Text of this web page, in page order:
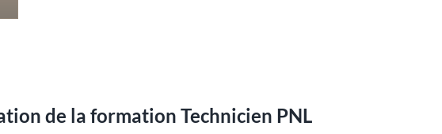
de la formation Technicien PNL